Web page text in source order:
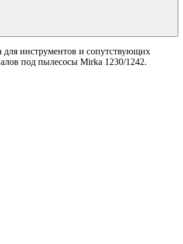
для инструментов и сопутствующих
под пылесосы Mirka 1230/1242.